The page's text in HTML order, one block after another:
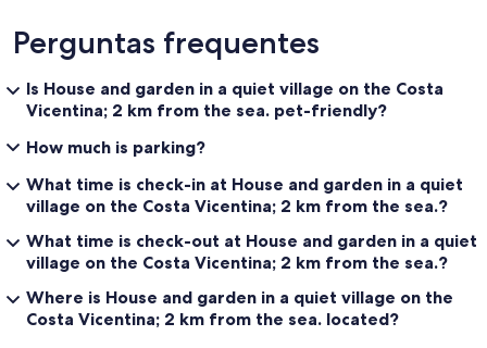
Perguntas frequentes
Is House and garden in a quiet village on the Costa
Vicentina; 2 km from the sea. pet-friendly?
How much is parking?
What time is check-in at House and garden in a quiet
village on the Costa Vicentina; 2 km from the sea.?
What time is check-out at House and garden in a quiet
village on the Costa Vicentina; 2 km from the sea.?
Where is House and garden in a quiet village on the
Costa Vicentina; 2 km from the sea. located?